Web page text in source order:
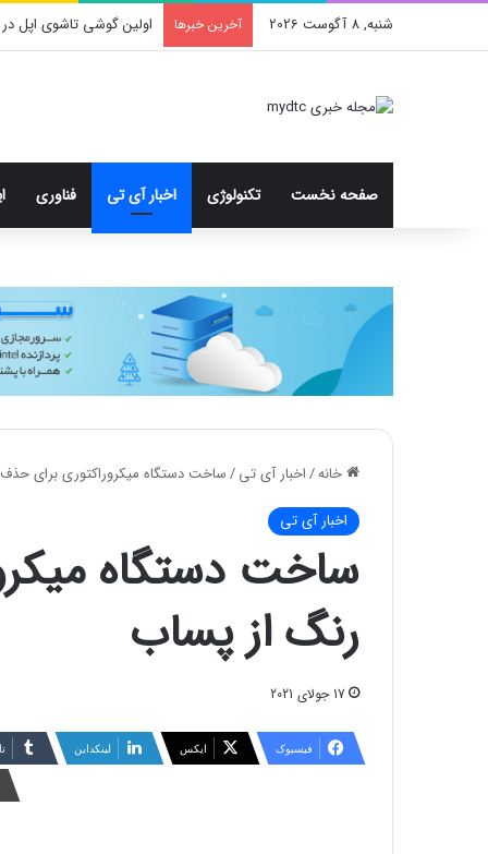
شنبه, 8 آگوست 2026 آخرین خبرها اولین گوشی تاشوی اپل
صفحه نخست تکنولوژی اخبار آی تی فناوری
خانه/اخبار آی تی/ساخت دستگاه میکروراکتوری برای
اخبار آی تی
ساخت دستگاه
رنگ از پساب
17 جولای 2021
فیسبوک ایکس لینکداین